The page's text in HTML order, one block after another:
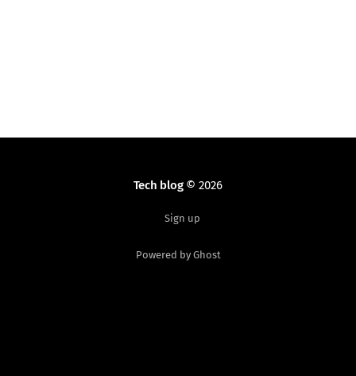
Tech blog© 2026
Sign up
Powered by Ghost